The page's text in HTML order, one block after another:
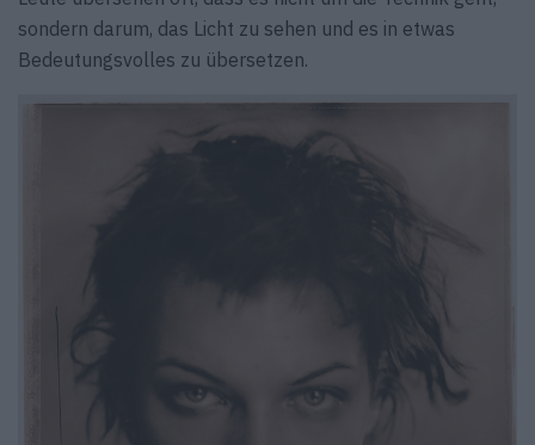
sondern darum, das Licht zu sehen und es in etwas
Bedeutungsvolles zu übersetzen.